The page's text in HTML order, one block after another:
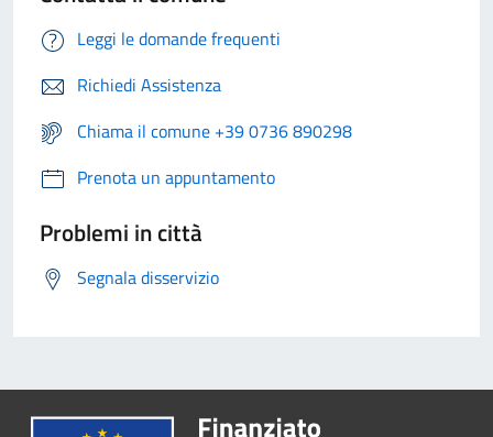
Leggi le domande frequenti
Richiedi Assistenza
Chiama il comune +39 0736 890298
Prenota un appuntamento
Problemi in città
Segnala disservizio